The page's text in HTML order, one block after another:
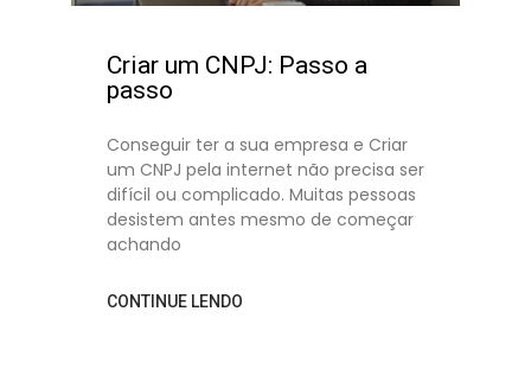
Criar um CNPJ: Passo a
passo
Conseguir ter a sua empresa e Criar
um CNPJ pela internet não precisa ser
difícil ou complicado. Muitas pessoas
desistem antes mesmo de começar
achando
CONTINUE LENDO